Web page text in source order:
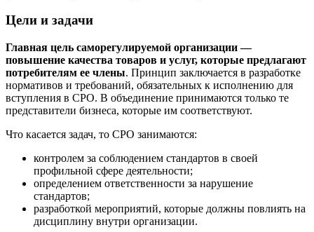
Цели и задачи
Главная цель саморегулируемой организации —
повышение качества товаров и услуг, которые предлагают
потребителям ее члены. Принцип заключается в разработке
нормативов и требований, обязательных к исполнению для
вступления в СРО. В объединение принимаются только те
представители бизнеса, которые им соответствуют.
Что касается задач, то СРО занимаются:
контролем за соблюдением стандартов в своей
профильной сфере деятельности;
определением ответственности за нарушение
стандартов;
разработкой мероприятий, которые должны повлиять на
дисциплину внутри организации.